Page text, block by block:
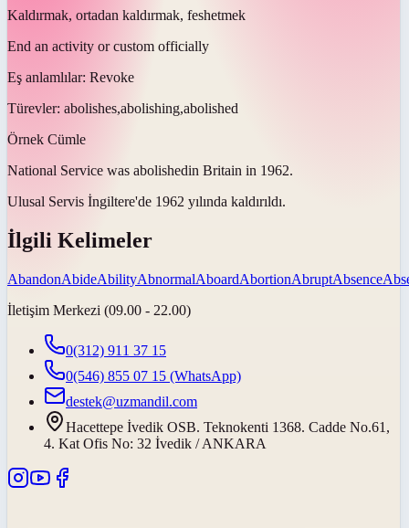
Kaldırmak, ortadan kaldırmak, feshetmek
End an activity or custom officially
Eş anlamlılar: Revoke
Türevler: abolishes,abolishing,abolished
Örnek Cümle
National Service was abolishedin Britain in 1962.
Ulusal Servis İngiltere'de 1962 yılında kaldırıldı.
İlgili Kelimeler
AbandonAbideAbilityAbnormalAboardAbortionAbruptAbsence
İletişim Merkezi (09.00 - 22.00)
0(312) 911 37 15
0(546) 855 07 15 (WhatsApp)
destek@uzmandil.com
Hacettepe İvedik OSB. Teknokenti 1368. Cadde No.61,
4. Kat Ofis No: 32 İvedik / ANKARA